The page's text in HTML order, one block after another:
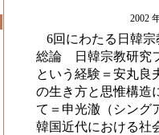
2002
6回にわたる日韓
総論 日韓宗教研究
という経験＝安丸
の生き方と思惟構造
て＝申光澈（シング
韓国近代における社